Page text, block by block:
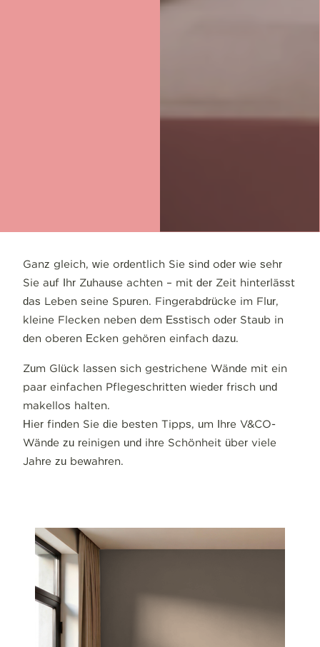
Ganz gleich, wie ordentlich Sie sind oder wie sehr
Sie auf Ihr Zuhause achten – mit der Zeit hinterlässt
das Leben seine Spuren. Fingerabdrücke im Flur,
kleine Flecken neben dem Esstisch oder Staub in
den oberen Ecken gehören einfach dazu.
Zum Glück lassen sich gestrichene Wände mit ein
paar einfachen Pflegeschritten wieder frisch und
makellos halten.
Hier finden Sie die besten Tipps, um Ihre V&CO-
Wände zu reinigen und ihre Schönheit über viele
Jahre zu bewahren.